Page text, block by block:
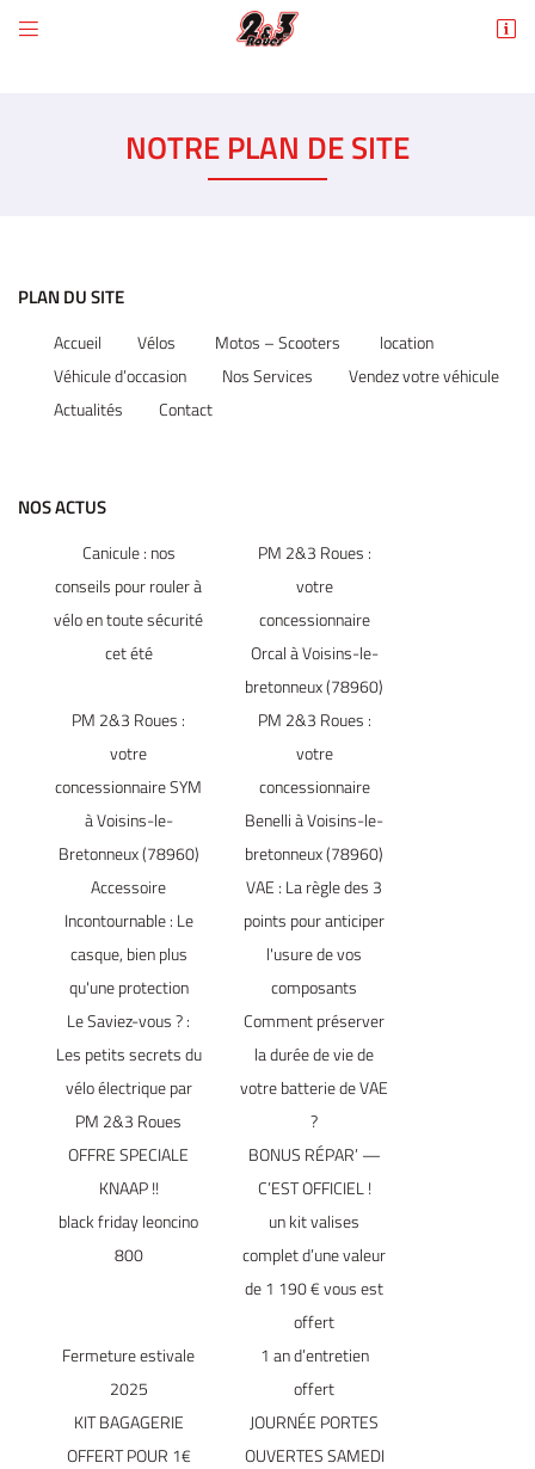
 
En cochant cette case, vous consentez à recevoir nos propositions commerciales à
NOTRE PLAN DE SITE
PLAN DU SITE
Accueil Vélos Motos – Scooters
location
Véhicule d’occasion
Nos Services
Vendez votre véhicule
Actualités
Contact
NOS ACTUS
Canicule : nos
conseils pour rouler à
vélo en toute sécurité
cet été
PM 2&3 Roues :
votre
concessionnaire
Orcal à Voisins-le-
bretonneux (78960)
PM 2&3 Roues :
votre
concessionnaire SYM
à Voisins-le-
Bretonneux (78960)
PM 2&3 Roues :
votre
concessionnaire
Benelli à Voisins-le-
bretonneux (78960)
Accessoire
Incontournable : Le
casque, bien plus
qu'une protection
VAE : La règle des 3
points pour anticiper
l'usure de vos
composants
Le Saviez-vous ? :
Les petits secrets du
vélo électrique par
PM 2&3 Roues
Comment préserver
la durée de vie de
votre batterie de VAE
?
OFFRE SPECIALE
KNAAP !!
BONUS RÉPAR’ —
C’EST OFFICIEL !
black friday leoncino
800
un kit valises
complet d’une valeur
de 1 190 € vous est
offert
Fermeture estivale
2025
1 an d’entretien
offert
KIT BAGAGERIE
OFFERT POUR 1€
JOURNÉE PORTES
OUVERTES SAMEDI